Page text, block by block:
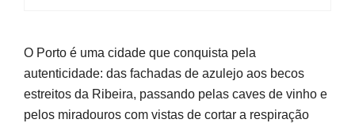
Hotéis no Porto: centro histórico e Baixa
O Porto é uma cidade que conquista pela
autenticidade: das fachadas de azulejo aos becos
estreitos da Ribeira, passando pelas caves de vinho e
pelos miradouros com vistas de cortar a respiração